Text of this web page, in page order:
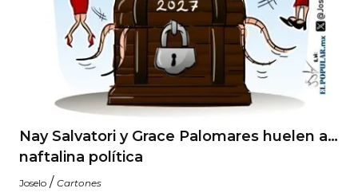
Nay Salvatori y Grace Palomares huelen a…
naftalina política
Joselo / Cartones